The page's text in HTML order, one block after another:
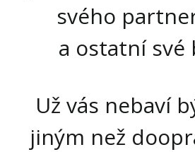
svého
a ostatní své
Už vás nebaví
jiným než